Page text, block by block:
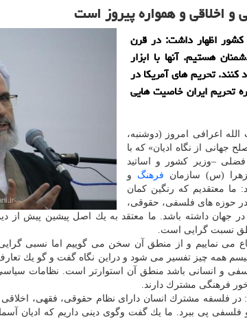
و اخلاقی و همواره پیروز است
كشور اظهار داشت: در قرن
هستیم. آنها با ابزار
تحریم های آمریكا در
تحریم ایران خاصیت هایی
اعرافی امروز (دوشنبه،
جهانی از نگاه ادیان» كه با
–وزیر كشور و اساتید
(س) سازمان فرهنگ و
ما معتقدیم كه رنگین كمان
حوزه های فلسفی، حقوقی،
جهان داشته باشد. ما معتقد به یك اصل پیشین پیش از دین
نسبت گرایی است.
می نماییم و از منطق آن سخن می گوییم اما نسبی
همه چیز تفسیر می شود و دراین نگاه گفت و گو یك
و انسانی باشد منطق آن استوارتر است. نظامات
فرهنگی مشترك دارند.
فلسفه مشترك انسان دارای نظام حقوقی، فقهی،
فلسفی پی ببرد. ما یك گفت وگوی دینی داریم كه ادیان